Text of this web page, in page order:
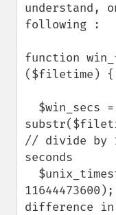
understand,
following :
function
($filetime) {
// divide by
seconds
difference in